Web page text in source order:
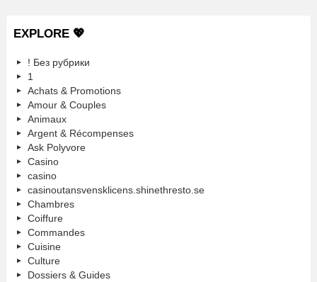
EXPLORE 💖
! Без рубрики
1
Achats & Promotions
Amour & Couples
Animaux
Argent & Récompenses
Ask Polyvore
Casino
casino
casinoutansvensklicens.shinethresto.se
Chambres
Coiffure
Commandes
Cuisine
Culture
Dossiers & Guides